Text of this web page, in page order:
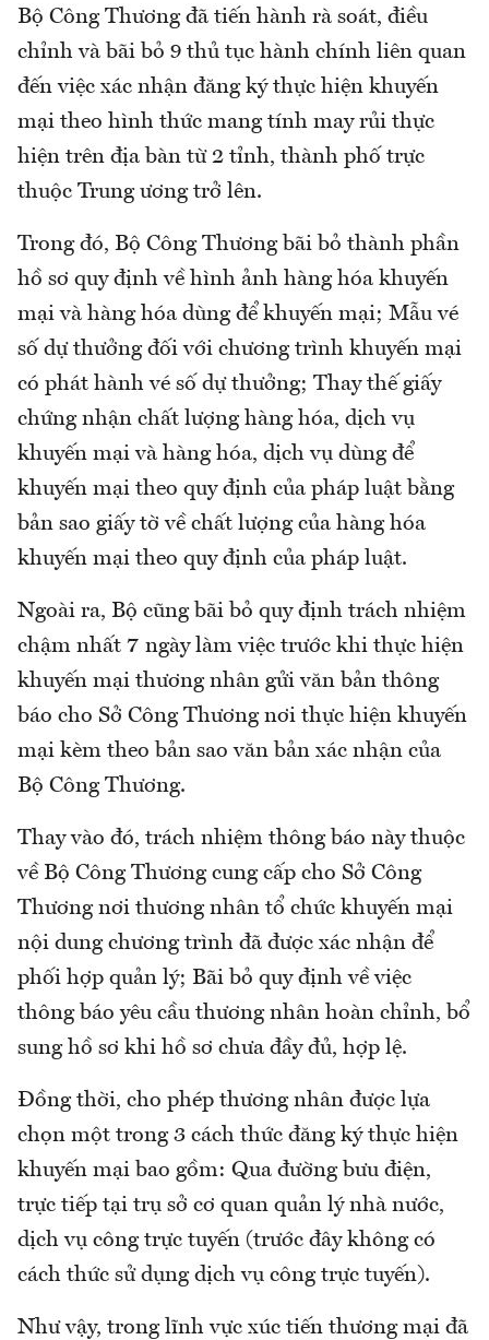
Bộ Công Thương đã tiến hành rà soát, điều
chỉnh và bãi bỏ 9 thủ tục hành chính liên quan
đến việc xác nhận đăng ký thực hiện khuyến
mại theo hình thức mang tính may rủi thực
hiện trên địa bàn từ 2 tỉnh, thành phố trực
thuộc Trung ương trở lên.
Trong đó, Bộ Công Thương bãi bỏ thành phần
hồ sơ quy định về hình ảnh hàng hóa khuyến
mại và hàng hóa dùng để khuyến mại; Mẫu vé
số dự thưởng đối với chương trình khuyến mại
có phát hành vé số dự thưởng; Thay thế giấy
chứng nhận chất lượng hàng hóa, dịch vụ
khuyến mại và hàng hóa, dịch vụ dùng để
khuyến mại theo quy định của pháp luật bằng
bản sao giấy tờ về chất lượng của hàng hóa
khuyến mại theo quy định của pháp luật.
Ngoài ra, Bộ cũng bãi bỏ quy định trách nhiệm
chậm nhất 7 ngày làm việc trước khi thực hiện
khuyến mại thương nhân gửi văn bản thông
báo cho Sở Công Thương nơi thực hiện khuyến
mại kèm theo bản sao văn bản xác nhận của
Bộ Công Thương.
Thay vào đó, trách nhiệm thông báo này thuộc
về Bộ Công Thương cung cấp cho Sở Công
Thương nơi thương nhân tổ chức khuyến mại
nội dung chương trình đã được xác nhận để
phối hợp quản lý; Bãi bỏ quy định về việc
thông báo yêu cầu thương nhân hoàn chỉnh, bổ
sung hồ sơ khi hồ sơ chưa đầy đủ, hợp lệ.
Đồng thời, cho phép thương nhân được lựa
chọn một trong 3 cách thức đăng ký thực hiện
khuyến mại bao gồm: Qua đường bưu điện,
trực tiếp tại trụ sở cơ quan quản lý nhà nước,
dịch vụ công trực tuyến (trước đây không có
cách thức sử dụng dịch vụ công trực tuyến).
Như vậy, trong lĩnh vực xúc tiến thương mại đã